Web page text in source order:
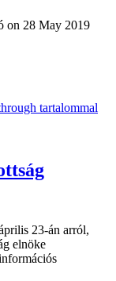
on 28 May 2019
tartalommal
23-án arról,
elnöke